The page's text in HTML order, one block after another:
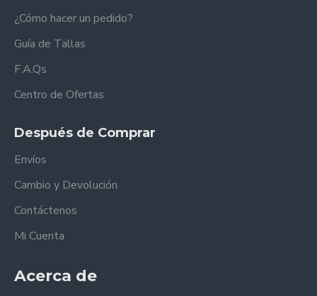
¿Cómo hacer un pedido?
Guía de Tallas
F.A.Qs
Centro de Ofertas
Después de Comprar
Envíos
Cambio y Devolución
Contáctenos
Mi Cuenta
Acerca de